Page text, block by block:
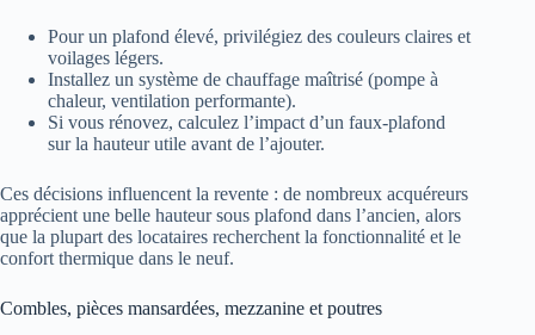
Pour un plafond élevé, privilégiez des couleurs claires et
voilages légers.
Installez un système de chauffage maîtrisé (pompe à
chaleur, ventilation performante).
Si vous rénovez, calculez l’impact d’un faux-plafond
sur la hauteur utile avant de l’ajouter.
Ces décisions influencent la revente : de nombreux acquéreurs
apprécient une belle hauteur sous plafond dans l’ancien, alors
que la plupart des locataires recherchent la fonctionnalité et le
confort thermique dans le neuf.
Combles, pièces mansardées, mezzanine et poutres